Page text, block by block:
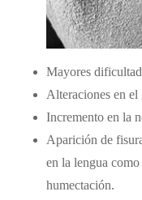
Mayores
Alteraciones en el
Incremento en la
Aparición de
en la lengua
humectación.